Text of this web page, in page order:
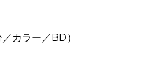
カラー／BD）